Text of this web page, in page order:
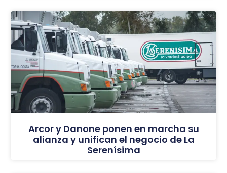
Arcor y Danone ponen en marcha su
alianza y unifican el negocio de La
Serenísima